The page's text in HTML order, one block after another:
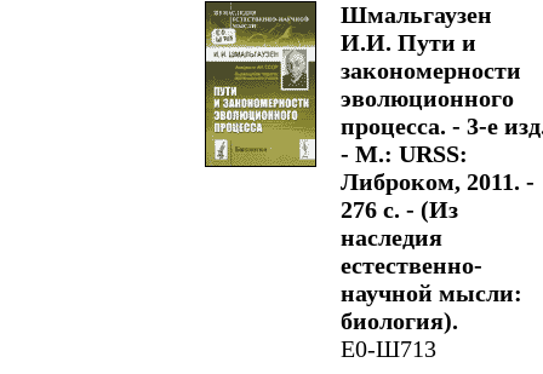
Шмальгаузен
И.И. Пути и
закономерности
эволюционного
процесса. - 3-е
- М.: URSS:
Либроком, 2011. -
276 с. - (Из
наследия
естественно-
научной мысли:
биология).
Е0-Ш713